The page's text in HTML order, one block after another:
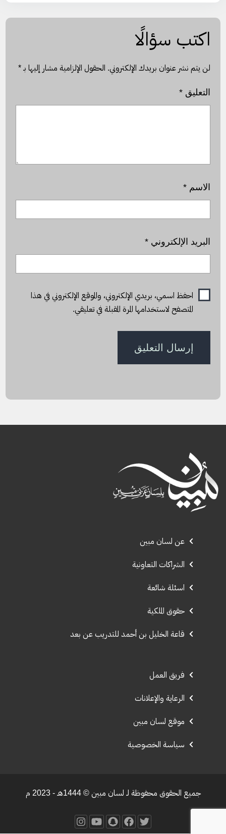
اكتب سؤالًا
لن يتم نشر عنوان بريدك الإلكتروني. الحقول الإلزامية مشار إليها بـ*
التعليق*
الاسم*
البريد الإلكتروني*
احفظ اسمي، بريدي الإلكتروني، والموقع الإلكتروني في هذا
المتصفح لاستخدامها المرة المقبلة في تعليقي.
عن لسان مبين
الشراكات التعاونية
اسئلة شائعة
حقوق الملكية
قاعة الخليل بن أحمد للتدريب عن بعد
فريق العمل
الرعاية والإعلانات
موقع لسان مبين
سياسة الخصوصية
جميع الحقوق محفوظة لـ لسان مبين © 1444هـ - 2023 م